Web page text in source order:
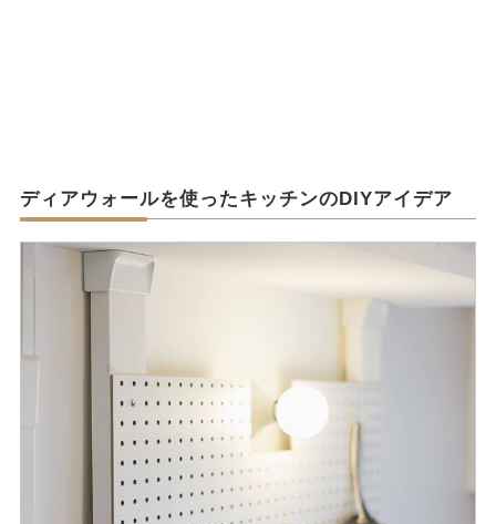
ディアウォールを使ったキッチンのDIYアイデア